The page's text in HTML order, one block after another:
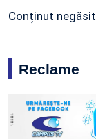
Conținut
Reclame